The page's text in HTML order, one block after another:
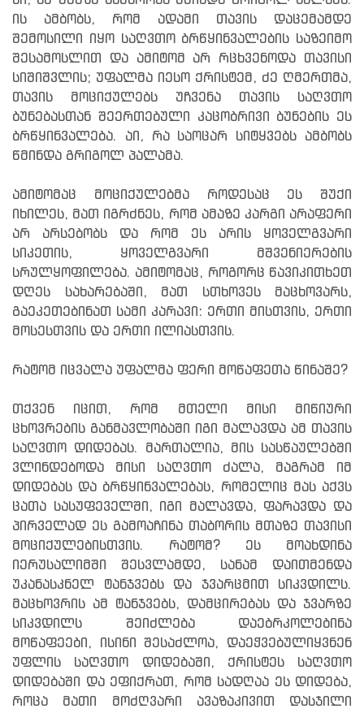
ის ამბობს, რომ ადამი თავის დაცემამდე
შემოსილი იყო საღვთო ბრწყინვალების საზეიმო
შესამოსლით და ამიტომ არ რცხვენოდა თავისი
სიშიშვლის; უფალმა იესო ქრისტემ, ძე ღმერთმა,
თავის მოციქულებს უჩვენა თავის საღვთო
ბუნებასთან შეერთებული კაცობრივი ბუნების ეს
ბრწყინვალება. აი, რა საოცარ სიტყვებს ამბობს
წმინდა გრიგოლ პალამა.
ამიტომაც მოციქულებმა როდესაც ეს შუქი
იხილეს, მათ იგრძნეს, რომ ამაზე კარგი არაფერი
არ არსებობს და რომ ეს არის ყოველგვარი
სიკეთის, ყოველგვარი მშვენიერების
სრულყოფილება. ამიტომაც, როგორც წავიკითხეთ
დღეს სახარებაში, მათ სთხოვეს მაცხოვარს,
გაეკეთებინათ სამი კარავი: ერთი მისთვის, ერთი
მოსესთვის და ერთი ილიასთვის.
რატომ იცვალა უფალმა ფერი მოწაფეთა წინაშე?
თქვენ იცით, რომ მთელი მისი მიწიური
ცხოვრების განმავლობაში იგი მალავდა ამ თავის
საღვთო დიდებას. მართალია, მის სასწაულებში
ვლინდებოდა მისი საღვთო ძალა, მაგრამ იმ
დიდებას და ბრწყინვალებას, რომელიც მას აქვს
ცათა სასუფეველში, იგი მალავდა, ფარავდა და
პირველად ეს გამოაჩინა თაბორის მთაზე თავისი
მოციქულებისთვის. რატომ? ეს მოახდინა
იერუსალიმში შესვლამდე, სანამ დაითმენდა
უკანასკნელ ტანჯვებს და ჯვარცმით სიკვდილს.
მაცხოვრის ამ ტანჯვებს, დამცირებას და ჯვარზე
სიკვდილს შეიძლება დაებრკოლებინა
მოწაფეები, ისინი შესაძლოა, დაეჭვებულიყვნენ
უფლის საღვთო დიდებაში, ქრისტეს საღვთო
დიდებაში და ეფიქრათ, რომ სადღაა ეს დიდება,
როცა მათი მოძღვარი ავაზაკივით დასჯილი